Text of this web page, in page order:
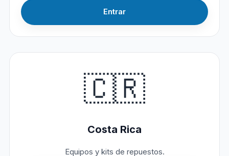
Entrar
🇨🇷
Costa Rica
Equipos y kits de repuestos.